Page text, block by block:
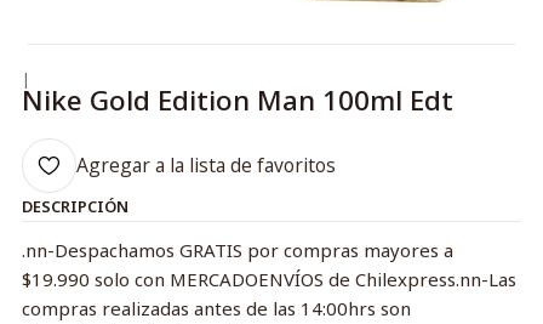
|
Nike Gold Edition Man 100ml Edt
Agregar a la lista de favoritos
DESCRIPCIÓN
.nn-Despachamos GRATIS por compras mayores a
$19.990 solo con MERCADOENVÍOS de Chilexpress.nn-Las
compras realizadas antes de las 14:00hrs son